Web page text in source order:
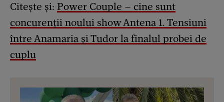
Citește și: Power Couple – cine sunt
concurenții noului show Antena 1. Tensiuni
între Anamaria şi Tudor la finalul probei de
cuplu